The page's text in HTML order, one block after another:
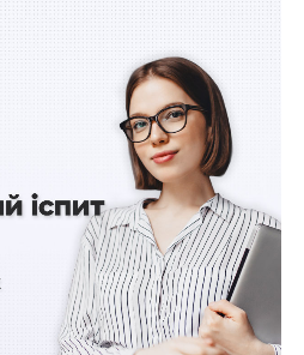
забезпечення,
Міністрів України
Закону України «Про
реєстрація
яких відображена операція з
території України товарів,
експортного
коригування до них
таких особливостей:
податкових накладних та/або